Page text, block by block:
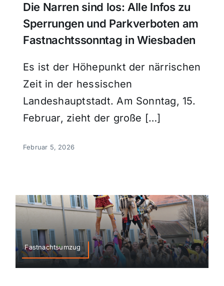
Die Narren sind los: Alle Infos zu
Sperrungen und Parkverboten am
Fastnachtssonntag in Wiesbaden
Es ist der Höhepunkt der närrischen
Zeit in der hessischen
Landeshauptstadt. Am Sonntag, 15.
Februar, zieht der große […]
Februar 5, 2026
Fastnachtsumzug